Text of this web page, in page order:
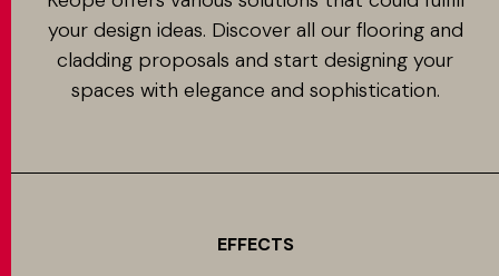
RESERVED AREA
your design ideas. Discover all our flooring and
cladding proposals and start designing your
spaces with elegance and sophistication.
EFFECTS